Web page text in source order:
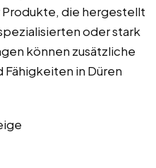
Produkte, die hergestellt
oder stark
können zusätzliche
in Düren